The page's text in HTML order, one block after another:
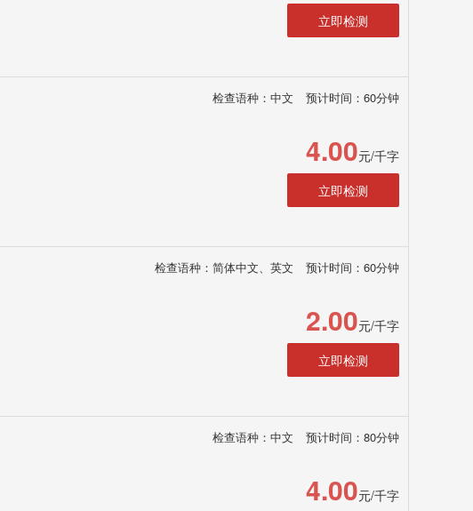
立即检测
检查语种：中文 预计时间：60分钟
4.00元/千字
立即检测
检查语种：简体中文、英文 预计时间：60分钟
2.00元/千字
立即检测
检查语种：中文 预计时间：80分钟
4.00元/千字